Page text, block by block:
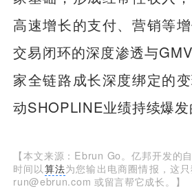
高速增长的支付、营销等
交易闭环的深度渗透与
家全链路成长深度绑定的
动SHOPLINE业绩持续爆发
【本文来源：Ebrun Go。亿邦开发的
时间以 算法为您输出电商圈情报，这
run@ebrun.com 或留言帮它成长。】